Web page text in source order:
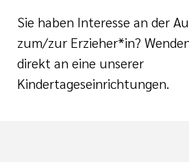
Sie haben Interesse an der
zum/zur Erzieher*in?
direkt an eine unserer
Kindertageseinrichtungen.